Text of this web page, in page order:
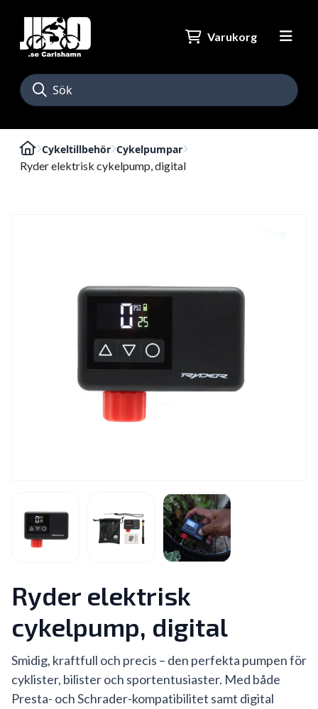
Varukorg
Cykeltillbehör Cykelpumpar
Ryder elektrisk cykelpump, digital
Ryder elektrisk
cykelpump, digital
Smidig, kraftfull och precis – den perfekta pumpen för
cyklister, bilister och sportentusiaster. Med både
Presta- och Schrader-kompatibilitet samt digital